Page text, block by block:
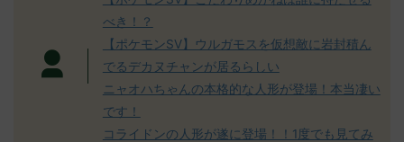
べき！？
【ポケモンSV】ウルガモスを仮想敵に岩封積ん
でるデカヌチャンが居るらしい
ニャオハちゃんの本格的な人形が登場！本当凄い
です！
コライドンの人形が遂に登場！！1度でも見てみ